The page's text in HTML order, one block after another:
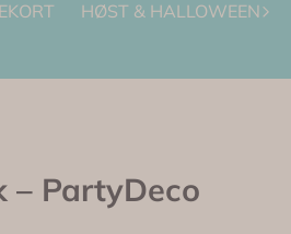
HØST & HALLOWEEN
– PartyDeco